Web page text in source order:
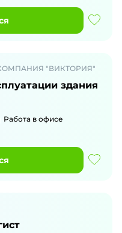
"ВИКТОРИЯ"
здания
Работа в офисе